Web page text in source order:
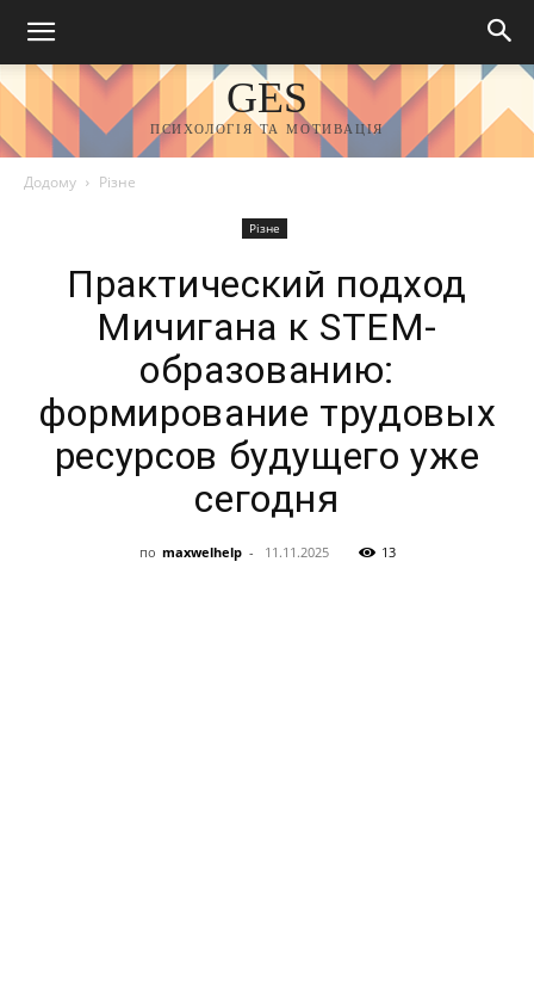
GES
ПСИХОЛОГІЯ ТА МОТИВАЦІЯ
Додому Різне
Різне
Практический подход
Мичигана к STEM-
образованию:
формирование трудовых
ресурсов будущего уже
сегодня
по maxwelhelp - 11.11.2025 13